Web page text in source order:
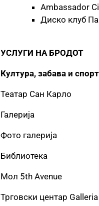
Ambassador
Диско клуб
УСЛУГИ НА БРОДОТ
Култура, забава и
Театар Сан Карло
Галерија
Фото галерија
Библиотека
Мол 5th Avenue
Трговски центар